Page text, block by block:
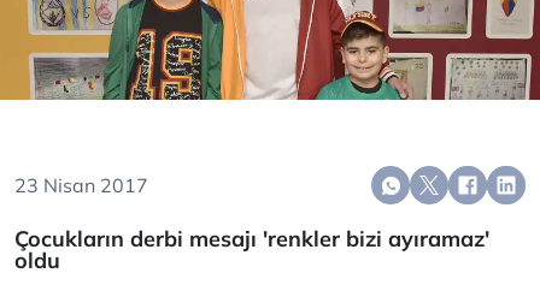
23 Nisan 2017
Çocukların derbi mesajı 'renkler bizi ayıramaz'
oldu